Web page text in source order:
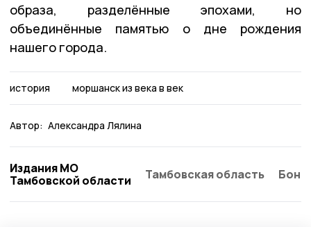
образа, разделённые эпохами, но
объединённые памятью о дне рождения
нашего города.
история моршанск из века в век
Автор: Александра Лялина
Издания МО
Тамбовской области
Тамбовская область